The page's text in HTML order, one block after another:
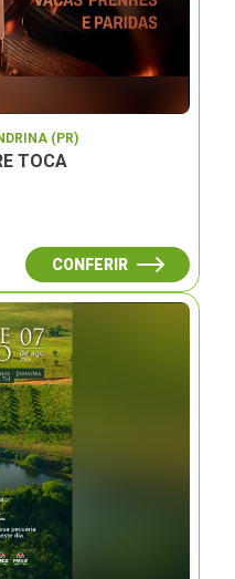
(PR)
TOCA
CONFERIR